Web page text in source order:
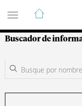
Guía de
Buscador de